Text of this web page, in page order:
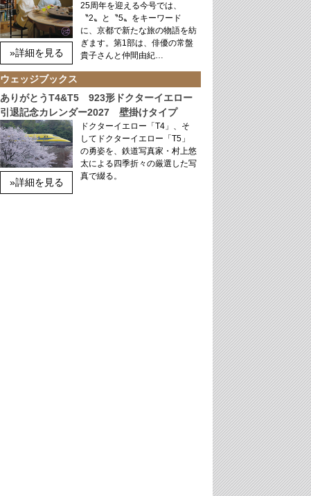
»詳細を見る
25周年を迎える今号では、
〝2〟と〝5〟をキーワード
に、京都で新たな旅の物語を紡
ぎます。第1部は、俳優の常盤
貴子さんと仲間由紀…
ウェッジブックス
ありがとうT4&T5 923形ドクターイエロー
引退記念カレンダー2027 壁掛けタイプ
»詳細を見る
ドクターイエロー「T4」、そ
してドクターイエロー「T5」
の勇姿を、鉄道写真家・村上悠
太による四季折々の厳選した写
真で綴る。